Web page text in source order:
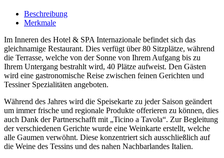
Beschreibung
Merkmale
Im Inneren des Hotel & SPA Internazionale befindet sich das
gleichnamige Restaurant. Dies verfügt über 80 Sitzplätze, während
die Terrasse, welche von der Sonne von Ihrem Aufgang bis zu
Ihrem Untergang bestrahlt wird, 40 Plätze aufweist. Den Gästen
wird eine gastronomische Reise zwischen feinen Gerichten und
Tessiner Spezialitäten angeboten.
Während des Jahres wird die Speisekarte zu jeder Saison geändert
um immer frische und regionale Produkte offerieren zu können, dies
auch Dank der Partnerschafft mit „Ticino a Tavola“. Zur Begleitung
der verschiedenen Gerichte wurde eine Weinkarte erstellt, welche
alle Gaumen verwöhnt. Diese konzentriert sich ausschließlich auf
die Weine des Tessins und des nahen Nachbarlandes Italien.